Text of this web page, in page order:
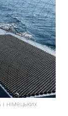
німецьких